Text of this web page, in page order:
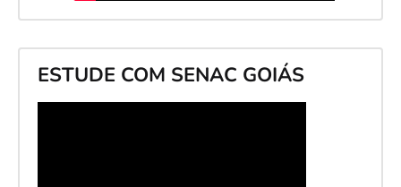
ESTUDE COM SENAC GOIÁS